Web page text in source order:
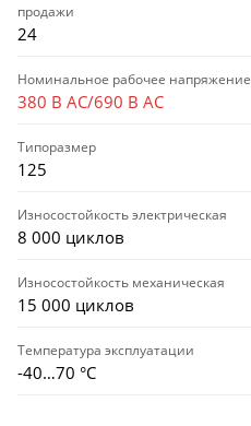
продажи
24
Номинальное рабочее напряжение
380 В AC/690 В AC
Типоразмер
125
Износостойкость электрическая
8 000 циклов
Износостойкость механическая
15 000 циклов
Температура эксплуатации
-40…70 °C